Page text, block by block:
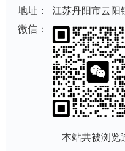
地址：
江苏丹阳市云阳
微信：
本站共被浏览